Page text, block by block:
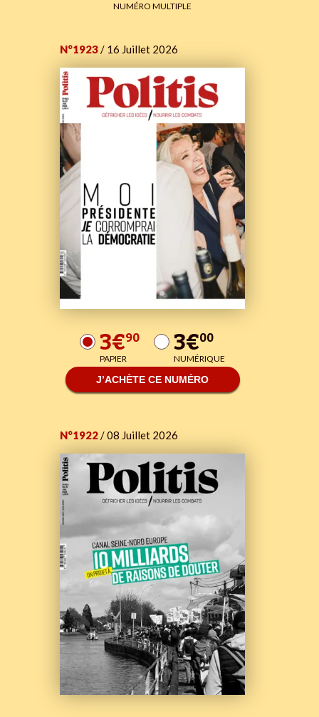
NUMÉRO MULTIPLE
N°1923/ 16 Juillet 2026
3€90
PAPIER 3€00
NUMÉRIQUE
J’ACHÈTE CE NUMÉRO
N°1922/ 08 Juillet 2026